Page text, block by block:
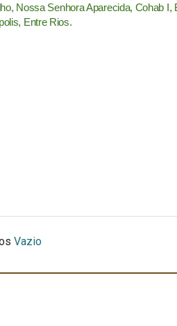
Nossa Senhora Aparecida, Cohab I,
Entre Rios.
Vazio